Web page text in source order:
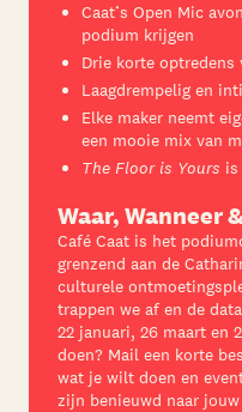
Caat’s Open Mic
podium krijgen
Drie korte
Laagdrempelig en
Elke maker neemt
een mooie mix van
The Floor is Yours
Waar, Wanneer
Café Caat is het
grenzend aan de
culturele
trappen we af en de
22 januari, 26 maart en
doen? Mail een korte
wat je wilt doen en
zijn benieuwd naar